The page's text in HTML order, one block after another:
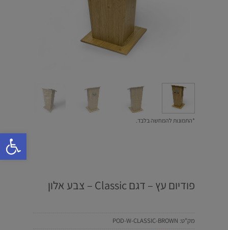
פתח
פודיום עץ – דגם Classic – צבע אלון
מק"ט: POD-W-CLASSIC-BROWN
*התמונות להמחשה בלבד.